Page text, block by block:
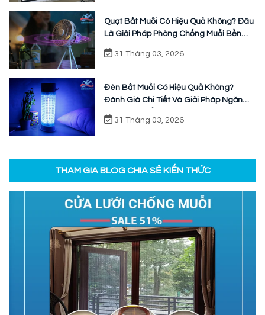
Quạt Bắt Muỗi Có Hiệu Quả Không? Đâu
Là Giải Pháp Phòng Chống Muỗi Bền
31 Tháng 03, 2026
Đèn Bắt Muỗi Có Hiệu Quả Không?
Đánh Giá Chi Tiết Và Giải Pháp Ngăn
Chặn Triệt Để
31 Tháng 03, 2026
THAM GIA BLOG CHIA SẺ KIẾN THỨC